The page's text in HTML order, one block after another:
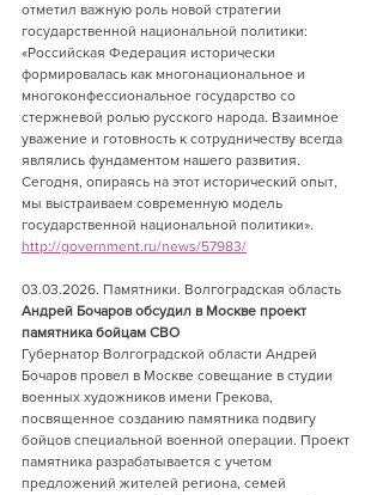
отметил важную роль новой стратегии
государственной национальной политики:
«Российская Федерация исторически
формировалась как многонациональное и
многоконфессиональное государство со
стержневой ролью русского народа. Взаимное
уважение и готовность к сотрудничеству всегда
являлись фундаментом нашего развития.
Сегодня, опираясь на этот исторический опыт,
мы выстраиваем современную модель
государственной национальной политики».
http://government.ru/news/57983/
03.03.2026. Памятники. Волгоградская область
Андрей Бочаров обсудил в Москве проект
памятника бойцам СВО
Губернатор Волгоградской области Андрей
Бочаров провел в Москве совещание в студии
военных художников имени Грекова,
посвященное созданию памятника подвигу
бойцов специальной военной операции. Проект
памятника разрабатывается с учетом
предложений жителей региона, семей